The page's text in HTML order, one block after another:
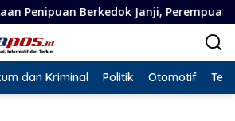
Berkedok Janji, Perempuan Asal
dan Kriminal Politik Otomotif